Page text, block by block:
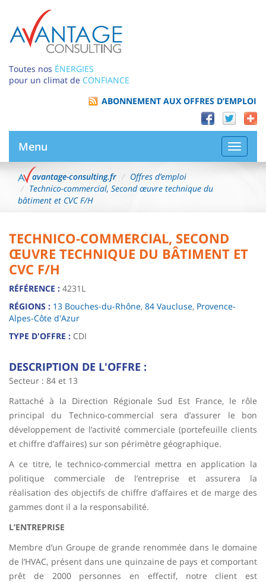
Toutes nos ÉNERGIES
pour un climat de CONFIANCE
ABONNEMENT AUX OFFRES D’EMPLOI
la
Menu
avantage-consulting.fr
Offres d’emploi
Technico-commercial, Second œuvre technique du
bâtiment et CVC F/H
TECHNICO-COMMERCIAL, SECOND
ŒUVRE TECHNIQUE DU BÂTIMENT ET
CVC F/H
RÉFÉRENCE : 4231L
RÉGIONS : 13 Bouches-du-Rhône, 84 Vaucluse, Provence-
Alpes-Côte d'Azur
TYPE D'OFFRE : CDI
DESCRIPTION DE L'OFFRE :
Secteur : 84 et 13
Rattaché à la Direction Régionale Sud Est France, le rôle
principal du Technico-commercial sera d’assurer le bon
développement de l’activité commerciale (portefeuille clients
et chiffre d’affaires) sur son périmètre géographique.
A ce titre, le technico-commercial mettra en application la
politique commerciale de l’entreprise et assurera la
réalisation des objectifs de chiffre d’affaires et de marge des
gammes dont il a la responsabilité.
L’ENTREPRISE
Membre d’un Groupe de grande renommée dans le domaine
de l’HVAC, présent dans une quinzaine de pays et comportant
prêt de 2000 personnes en effectif, notre client est